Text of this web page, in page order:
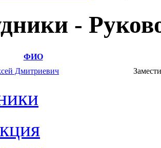
-
ФИО
Дмитриевич